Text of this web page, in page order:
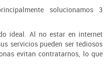
solucionamos 3
ideal. Al no estar en internet
servicios pueden ser tediosos
evitan contratarnos, lo que